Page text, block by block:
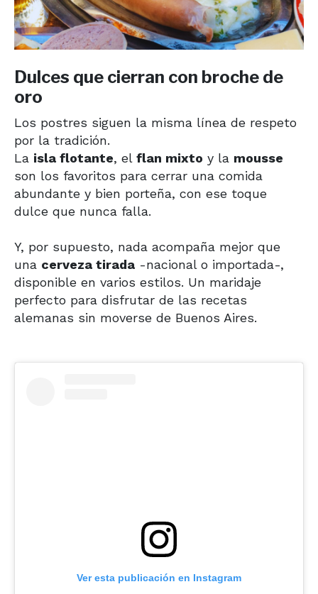
Dulces que cierran con broche de
oro
Los postres siguen la misma línea de respeto
por la tradición.
La isla flotante, el flan mixto y la mousse
son los favoritos para cerrar una comida
abundante y bien porteña, con ese toque
dulce que nunca falla.
Y, por supuesto, nada acompaña mejor que
una cerveza tirada -nacional o importada-,
disponible en varios estilos. Un maridaje
perfecto para disfrutar de las recetas
alemanas sin moverse de Buenos Aires.
Ver esta publicación en Instagram